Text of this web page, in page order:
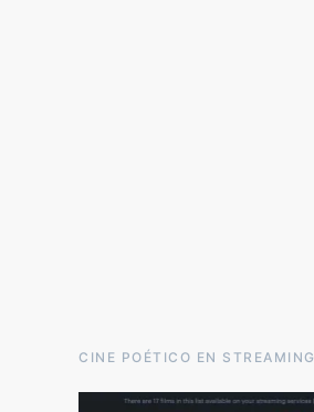
CINE POÉTICO EN STREAMING